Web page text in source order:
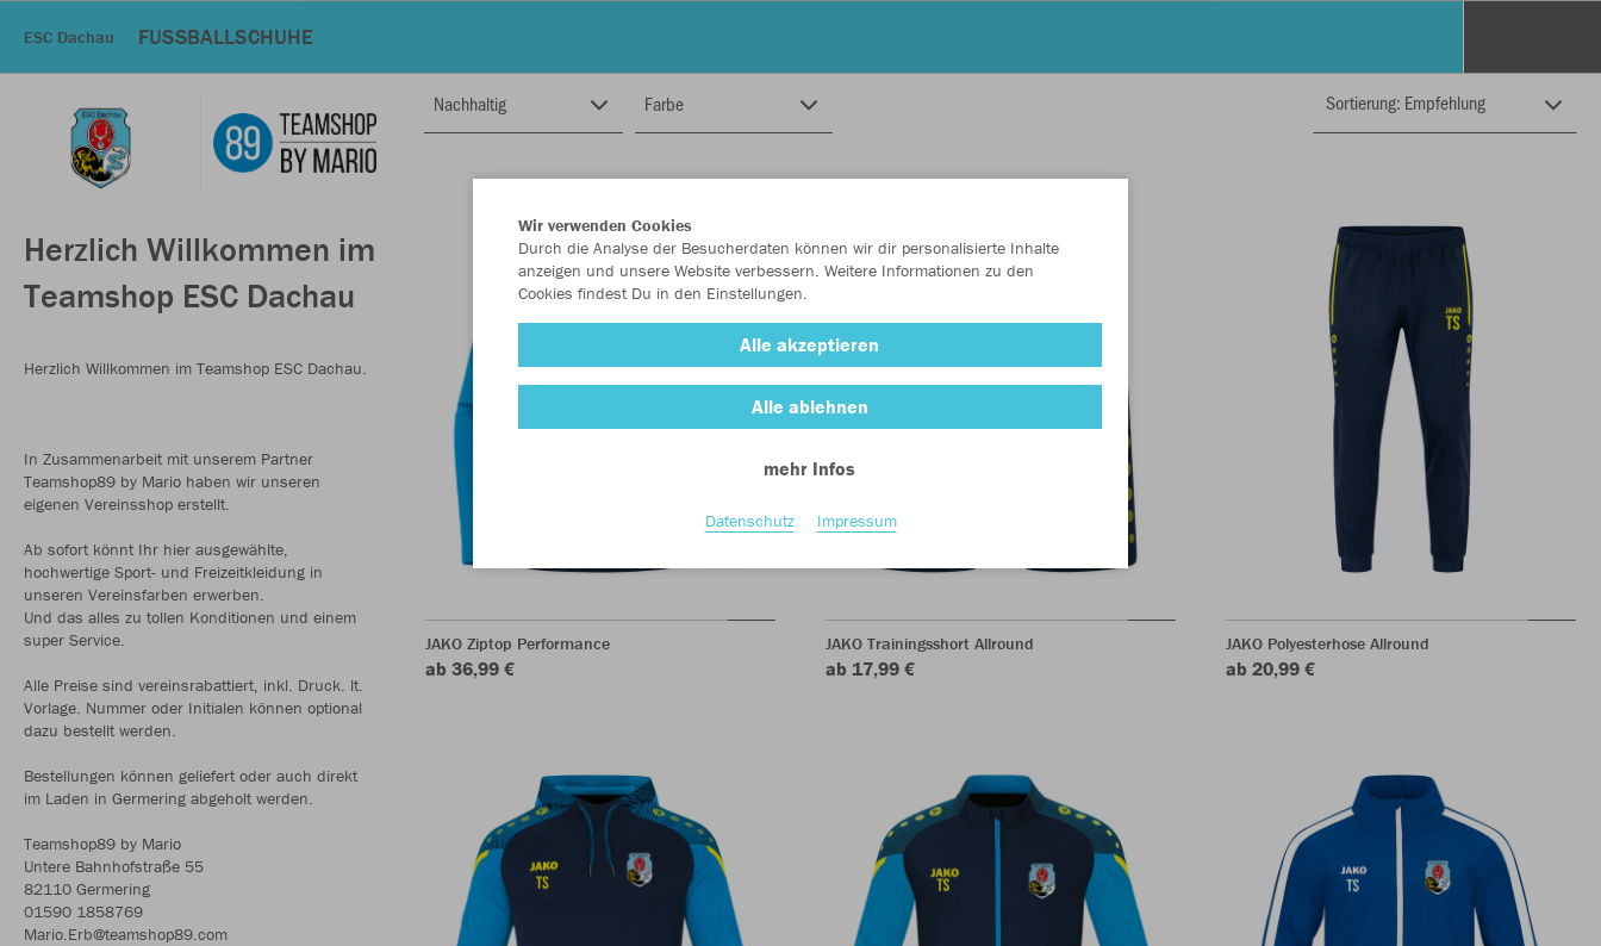
ESC Dachau FUSSBALLSCHUHE
Herzlich Willkommen im
Teamshop ESC Dachau
Herzlich Willkommen im Teamshop ESC Dachau.
In Zusammenarbeit mit unserem Partner
Teamshop89 by Mario haben wir unseren
eigenen Vereinsshop erstellt.
Ab sofort könnt Ihr hier ausgewählte,
hochwertige Sport- und Freizeitkleidung in
unseren Vereinsfarben erwerben.
Und das alles zu tollen Konditionen und einem
super Service.
Alle Preise sind vereinsrabattiert, inkl. Druck. lt.
Vorlage. Nummer oder Initialen können optional
dazu bestellt werden.
Bestellungen können geliefert oder auch direkt
im Laden in Germering abgeholt werden.
Teamshop89 by Mario
Untere Bahnhofstraße 55
82110 Germering
01590 1858769
Mario.Erb@teamshop89.com
Nachhaltig Farbe
JAKO Ziptop Performance
ab 36,99 €
JAKO Trainingsshort Allround
ab 17,99 €
JAKO Polyesterhose Allround
ab 20,99 €
Wir verwenden Cookies
Durch die Analyse der Besucherdaten können wir dir personalisierte Inhalte
anzeigen und unsere Website verbessern. Weitere Informationen zu den
Cookies findest Du in den Einstellungen.
Alle akzeptieren
Alle ablehnen
mehr Infos
Datenschutz Impressum